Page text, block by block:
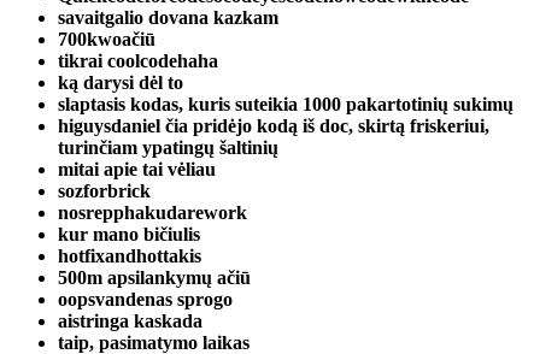
savaitgalio dovana kazkam
700kwoačiū
tikrai coolcodehaha
ką darysi dėl to
slaptasis kodas, kuris suteikia 1000 pakartotinių sukimų
higuysdaniel čia pridėjo kodą iš doc, skirtą friskeriui,
turinčiam ypatingų šaltinių
mitai apie tai vėliau
sozforbrick
nosrepphakudarework
kur mano bičiulis
hotfixandhottakis
500m apsilankymų ačiū
oopsvandenas sprogo
aistringa kaskada
taip, pasimatymo laikas